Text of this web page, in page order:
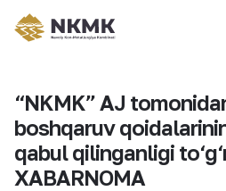
“NKMK” AJ
boshqaruv
qabul qilinganligi
XABARNOMA